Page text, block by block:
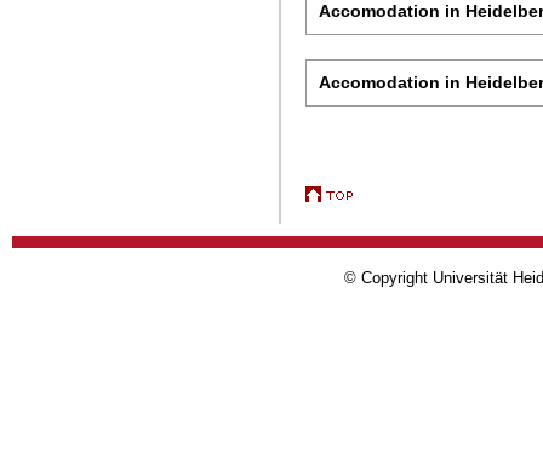
Accomodation in
Accomodation in
© Copyright Universität